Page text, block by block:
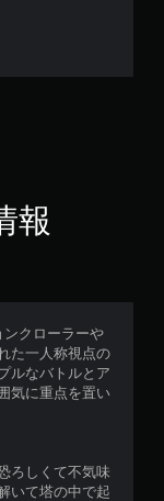
報
ンクローラーや
た一人称視点の
ルなバトルとア
気に重点を置い
ろしくて不気味
いて塔の中で起